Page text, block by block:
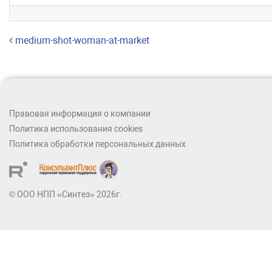
Навигация по записям
medium-shot-woman-at-market
Правовая информация о компании
Политика использования cookies
Политика обработки персональных данных
© ООО НПП «Синтез» 2026г.